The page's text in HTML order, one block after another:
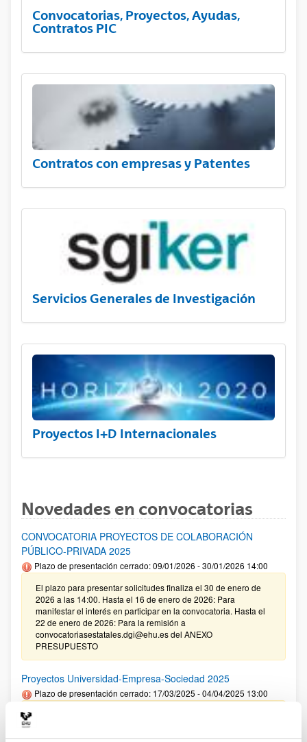
Convocatorias, Proyectos, Ayudas,
Contratos PIC
Contratos con empresas y Patentes
Servicios Generales de Investigación
Proyectos I+D Internacionales
Novedades en convocatorias
CONVOCATORIA PROYECTOS DE COLABORACIÓN
PÚBLICO-PRIVADA 2025
Plazo de presentación cerrado: 09/01/2026 - 30/01/2026 14:00
El plazo para presentar solicitudes finaliza el 30 de enero de
2026 a las 14:00. Hasta el 16 de enero de 2026: Para
manifestar el interés en participar en la convocatoria. Hasta el
22 de enero de 2026: Para la remisión a
convocatoriasestatales.dgi@ehu.es del ANEXO
PRESUPUESTO
Proyectos Universidad-Empresa-Sociedad 2025
Plazo de presentación cerrado: 17/03/2025 - 04/04/2025 13:00